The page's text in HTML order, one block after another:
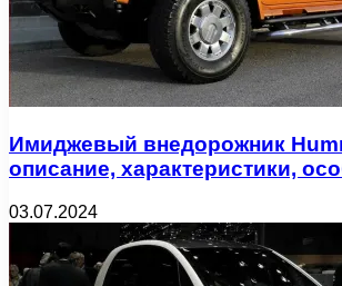
Имиджевый внедорожник
описание, характеристики,
03.07.2024